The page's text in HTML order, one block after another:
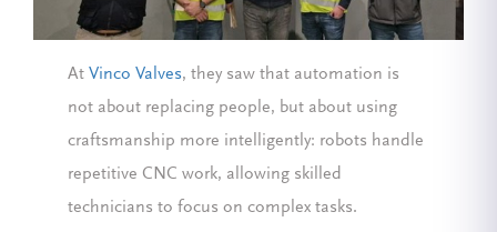
AtVinco Valves, they saw that automation is
not about replacing people, but about using
craftsmanship more intelligently: robots handle
repetitive CNC work, allowing skilled
technicians to focus on complex tasks.